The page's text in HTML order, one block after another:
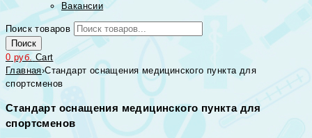
Вакансии
Поиск товаров
Поиск
0 руб. Cart
Главная›Стандарт оснащения медицинского пункта для
спортсменов
Стандарт оснащения медицинского пункта для
спортсменов